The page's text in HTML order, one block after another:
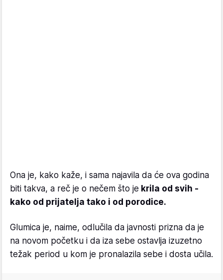
Ona je, kako kaže, i sama najavila da će ova godina
biti takva, a reč je o nečem što je krila od svih -
kako od prijatelja tako i od porodice.
Glumica je, naime, odlučila da javnosti prizna da je
na novom početku i da iza sebe ostavlja izuzetno
težak period u kom je pronalazila sebe i dosta učila.